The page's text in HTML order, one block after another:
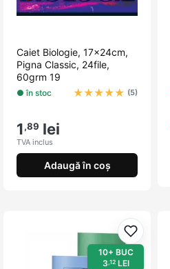
Caiet Biologie, 17x24cm,
Pigna Classic, 24file,
60grm 19
● în stoc ★★★★★ (5)
1,89 lei
TVA inclus
Adaugă în coș
10+ BUC
3,12LEI